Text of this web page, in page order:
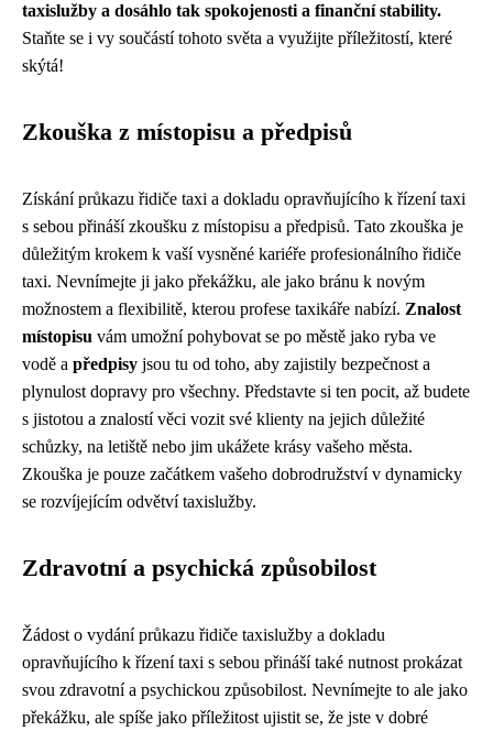
taxislužby a dosáhlo tak spokojenosti a finanční stability.
Staňte se i vy součástí tohoto světa a využijte příležitostí, které
skýtá!
Zkouška z místopisu a předpisů
Získání průkazu řidiče taxi a dokladu opravňujícího k řízení taxi
s sebou přináší zkoušku z místopisu a předpisů. Tato zkouška je
důležitým krokem k vaší vysněné kariéře profesionálního řidiče
taxi. Nevnímejte ji jako překážku, ale jako bránu k novým
možnostem a flexibilitě, kterou profese taxikáře nabízí. Znalost
místopisu vám umožní pohybovat se po městě jako ryba ve
vodě a předpisy jsou tu od toho, aby zajistily bezpečnost a
plynulost dopravy pro všechny. Představte si ten pocit, až budete
s jistotou a znalostí věci vozit své klienty na jejich důležité
schůzky, na letiště nebo jim ukážete krásy vašeho města.
Zkouška je pouze začátkem vašeho dobrodružství v dynamicky
se rozvíjejícím odvětví taxislužby.
Zdravotní a psychická způsobilost
Žádost o vydání průkazu řidiče taxislužby a dokladu
opravňujícího k řízení taxi s sebou přináší také nutnost prokázat
svou zdravotní a psychickou způsobilost. Nevnímejte to ale jako
překážku, ale spíše jako příležitost ujistit se, že jste v dobré